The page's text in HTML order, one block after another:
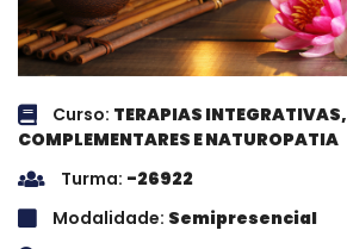
Curso: TERAPIAS INTEGRATIVAS,
COMPLEMENTARES E NATUROPATIA
Turma: -26922
Modalidade: Semipresencial